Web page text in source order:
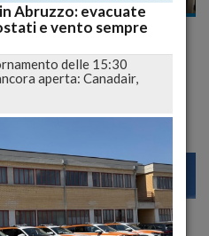
il 25/8, torneo al
decisioni su Teramo
28 30
Abruzzo: evacuate
e vento sempre
delle 15:30
aperta: Canadair,